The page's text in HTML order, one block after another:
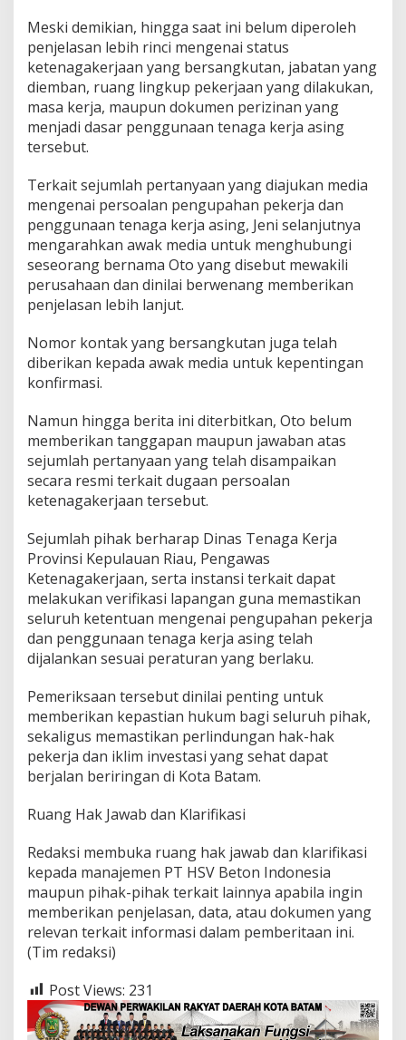
Meski demikian, hingga saat ini belum diperoleh
penjelasan lebih rinci mengenai status
ketenagakerjaan yang bersangkutan, jabatan yang
diemban, ruang lingkup pekerjaan yang dilakukan,
masa kerja, maupun dokumen perizinan yang
menjadi dasar penggunaan tenaga kerja asing
tersebut.
Terkait sejumlah pertanyaan yang diajukan media
mengenai persoalan pengupahan pekerja dan
penggunaan tenaga kerja asing, Jeni selanjutnya
mengarahkan awak media untuk menghubungi
seseorang bernama Oto yang disebut mewakili
perusahaan dan dinilai berwenang memberikan
penjelasan lebih lanjut.
Nomor kontak yang bersangkutan juga telah
diberikan kepada awak media untuk kepentingan
konfirmasi.
Namun hingga berita ini diterbitkan, Oto belum
memberikan tanggapan maupun jawaban atas
sejumlah pertanyaan yang telah disampaikan
secara resmi terkait dugaan persoalan
ketenagakerjaan tersebut.
Sejumlah pihak berharap Dinas Tenaga Kerja
Provinsi Kepulauan Riau, Pengawas
Ketenagakerjaan, serta instansi terkait dapat
melakukan verifikasi lapangan guna memastikan
seluruh ketentuan mengenai pengupahan pekerja
dan penggunaan tenaga kerja asing telah
dijalankan sesuai peraturan yang berlaku.
Pemeriksaan tersebut dinilai penting untuk
memberikan kepastian hukum bagi seluruh pihak,
sekaligus memastikan perlindungan hak-hak
pekerja dan iklim investasi yang sehat dapat
berjalan beriringan di Kota Batam.
Ruang Hak Jawab dan Klarifikasi
Redaksi membuka ruang hak jawab dan klarifikasi
kepada manajemen PT HSV Beton Indonesia
maupun pihak-pihak terkait lainnya apabila ingin
memberikan penjelasan, data, atau dokumen yang
relevan terkait informasi dalam pemberitaan ini.
(Tim redaksi)
Post Views: 231